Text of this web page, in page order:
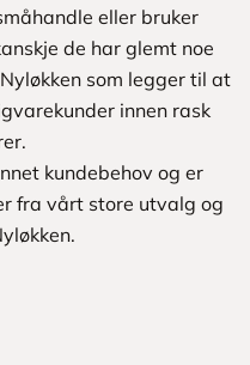
eller bruker
de har glemt noe
som legger til at
innen rask
kundebehov og er
fra vårt store utvalg og